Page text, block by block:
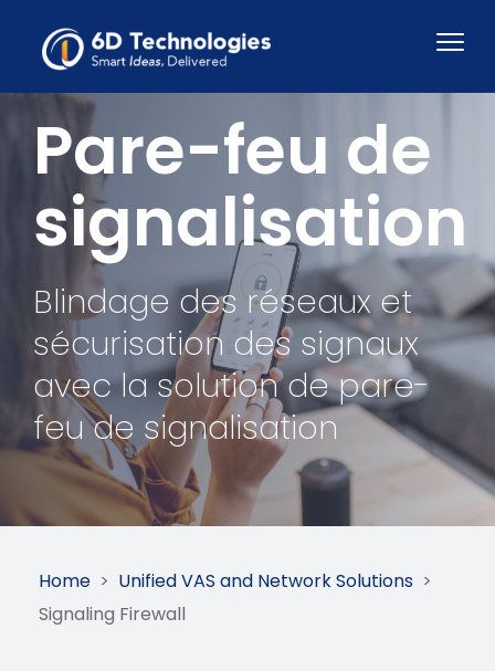
Pare-feu de
signalisation
Blindage des réseaux et
sécurisation des signaux
avec la solution de pare-
feu de signalisation
Home > Unified VAS and Network Solutions >
Signaling Firewall